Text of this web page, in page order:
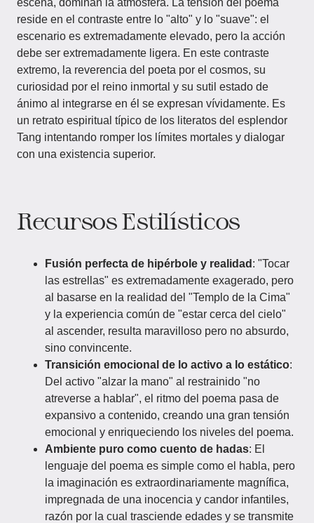
escena, dominan la atmósfera. La tensión del poema
reside en el contraste entre lo "alto" y lo "suave": el
escenario es extremadamente elevado, pero la acción
debe ser extremadamente ligera. En este contraste
extremo, la reverencia del poeta por el cosmos, su
curiosidad por el reino inmortal y su sutil estado de
ánimo al integrarse en él se expresan vívidamente. Es
un retrato espiritual típico de los literatos del esplendor
Tang intentando romper los límites mortales y dialogar
con una existencia superior.
Recursos Estilísticos
Fusión perfecta de hipérbole y realidad : "Tocar
las estrellas" es extremadamente exagerado, pero
al basarse en la realidad del "Templo de la Cima"
y la experiencia común de "estar cerca del cielo"
al ascender, resulta maravilloso pero no absurdo,
sino convincente.
Transición emocional de lo activo a lo estático:
Del activo "alzar la mano" al restrainido "no
atreverse a hablar", el ritmo del poema pasa de
expansivo a contenido, creando una gran tensión
emocional y enriqueciendo los niveles del poema.
Ambiente puro como cuento de hadas: El
lenguaje del poema es simple como el habla, pero
la imaginación es extraordinariamente magnífica,
impregnada de una inocencia y candor infantiles,
razón por la cual trasciende edades y se transmite